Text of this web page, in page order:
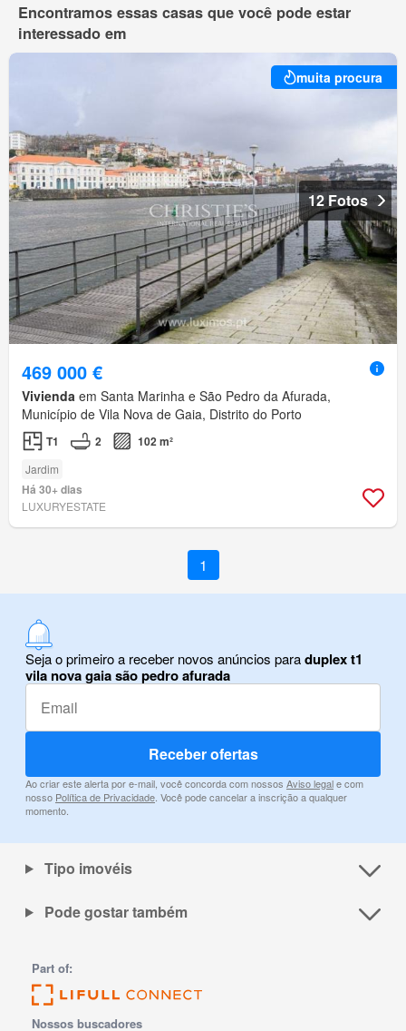
Encontramos essas casas que você pode estar
interessado em
muita procura
12 Fotos
469 000 €
Vivienda em Santa Marinha e São Pedro da Afurada,
Município de Vila Nova de Gaia, Distrito do Porto
T1 2 102 m²
Jardim
Há 30+ dias
LUXURYESTATE
1
Seja o primeiro a receber novos anúncios paraduplex t1
vila nova gaia são pedro afurada
Receber ofertas
Ao criar este alerta por e-mail, você concorda com nossos Aviso legale com
nosso Política de Privacidade . Você pode cancelar a inscrição a qualquer
momento.
Tipo imovéis
Pode gostar também
Part of:
Nossos buscadores